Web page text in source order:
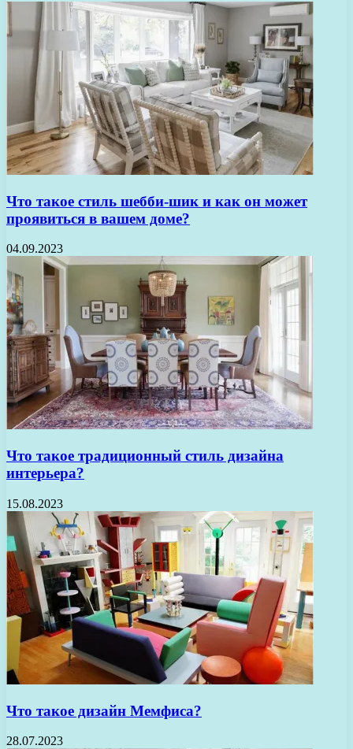
Что такое стиль шебби-шик и как он может
проявиться в вашем доме?
04.09.2023
Что такое традиционный стиль дизайна
интерьера?
15.08.2023
Что такое дизайн Мемфиса?
28.07.2023